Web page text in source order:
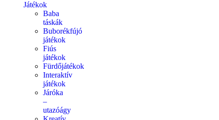
Játékok
Baba
táskák
Buborékfújó
játékok
Fiús
játékok
Fürdőjátékok
Interaktív
játékok
Járóka
–
utazóágy